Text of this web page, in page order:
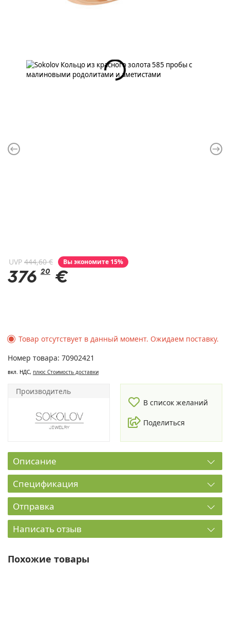
UVP 444,60 € Вы экономите 15%
376 20 €
Товар отсутствует в данный момент. Ожидаем поставку.
Номер товара: 70902421
вкл. НДС, плюс Cтоимость доставки
Производитель
В список желаний
Поделиться
Описание
Спецификация
Отправка
Написать отзыв
Похожие товары